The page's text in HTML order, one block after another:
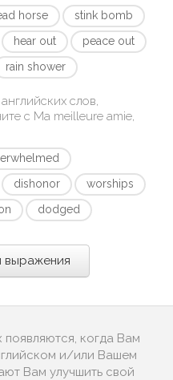
horse
stink bomb
hear out
peace out
rain shower
слов,
с Ma meilleure amie,
dishonor
worships
dodged
выражения
появляются, когда Вам
и/или Вашем
Вам улучшить свой